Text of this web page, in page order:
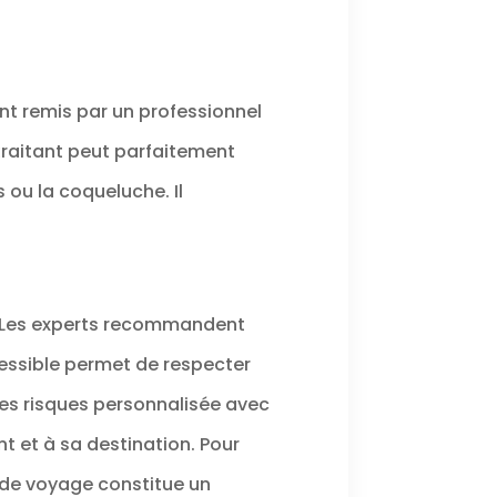
aux
et aux
même
de
Ultra-
Elle
une
une
qui
au
de
sac:
remis par un professionnel
peut parfaitement
la coqueluche. Il
experts recommandent
permet de respecter
risques personnalisée avec
et à sa destination. Pour
voyage constitue un